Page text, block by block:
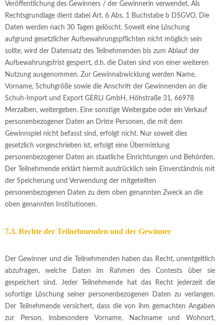
Veröffentlichung des Gewinners / der Gewinnerin verwendet. Als
Rechtsgrundlage dient dabei Art. 6 Abs. 1 Buchstabe b DSGVO. Die
Daten werden nach 30 Tagen gelöscht. Soweit eine Löschung
aufgrund gesetzlicher Aufbewahrungspflichten nicht möglich sein
sollte, wird der Datensatz des Teilnehmenden bis zum Ablauf der
Aufbewahrungsfrist gesperrt, d.h. die Daten sind von einer weiteren
Nutzung ausgenommen. Zur Gewinnabwicklung werden Name,
Vorname, Schuhgröße sowie die Anschrift der Gewinnenden an die
Schuh-Import und Export GERLI GmbH, Höhstraße 31, 66978
Merzalben, weitergeben. Eine sonstige Weitergabe oder ein Verkauf
personenbezogener Daten an Dritte Personen, die mit dem
Gewinnspiel nicht befasst sind, erfolgt nicht. Nur soweit dies
gesetzlich vorgeschrieben ist, erfolgt eine Übermittlung
personenbezogener Daten an staatliche Einrichtungen und Behörden.
Der Teilnehmende erklärt hiermit ausdrücklich sein Einverständnis mit
der Speicherung und Verwendung der mitgeteilten
personenbezogenen Daten zu dem oben genannten Zweck an die
oben genannten Institutionen.
7.3. Rechte der Teilnehmenden und der Gewinner
Der Gewinner und die Teilnehmenden haben das Recht, unentgeltlich
abzufragen, welche Daten im Rahmen des Contests über sie
gespeichert sind. Jeder Teilnehmende hat das Recht jederzeit die
sofortige Löschung seiner personenbezogenen Daten zu verlangen.
Der Teilnehmende versichert, dass die von ihm gemachten Angaben
zur Person, insbesondere Vorname, Nachname und Wohnort,